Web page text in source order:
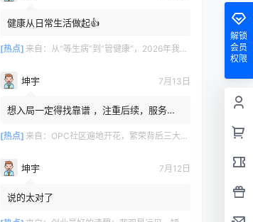
健康从日常生活做起👍
[热点] 来自： 从“等生病”到“管健康”，2026年我们迎来主动健康时代
坤宇 7月13日
想入局一定得找靠谱 ，注重后续，服务的
[热点] 来自： OPC社区遍地开花，繁荣背后三大隐忧不容忽视
坤宇 7月12日
说的太对了
解锁
会员
权限